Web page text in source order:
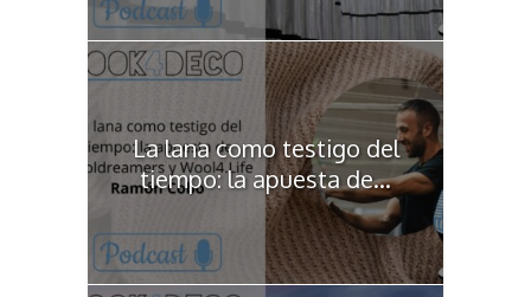
La lana como testigo del
tiempo: la apuesta de...